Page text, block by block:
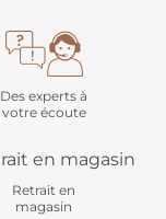
Des experts à
votre écoute
Retrait en
magasin